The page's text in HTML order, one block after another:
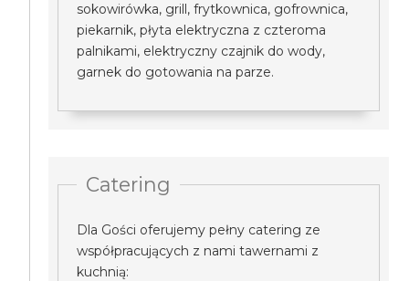
sokowirówka, grill, frytkownica, gofrownica,
piekarnik, płyta elektryczna z czteroma
palnikami, elektryczny czajnik do wody,
garnek do gotowania na parze.
Catering
Dla Gości oferujemy pełny catering ze
współpracujących z nami tawernami z
kuchnią: